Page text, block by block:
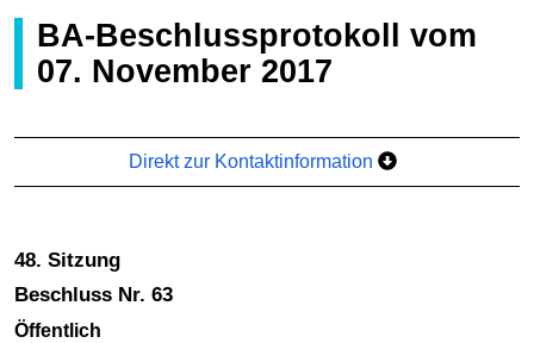
BA-Beschlussprotokoll vom
07. November 2017
Direkt zur Kontaktinformation
48. Sitzung
Beschluss Nr. 63
Öffentlich